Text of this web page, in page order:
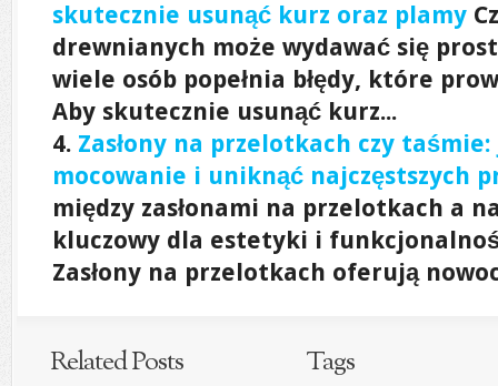
skutecznie usunąć kurz oraz plamy
drewnianych może wydawać się
wiele osób popełnia błędy, które
Aby skutecznie usunąć kurz...
Zasłony na przelotkach czy
mocowanie i uniknąć najczęstszych
między zasłonami na przelotkach a
kluczowy dla estetyki i
Zasłony na przelotkach oferują
Related Posts Tags